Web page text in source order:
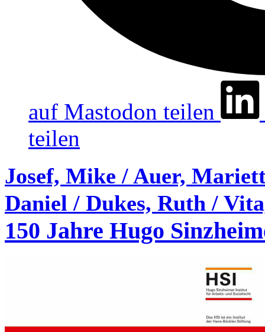
auf Mastodon teilen
teilen
Josef, Mike / Auer,
Daniel / Dukes, Ruth /
150 Jahre Hugo